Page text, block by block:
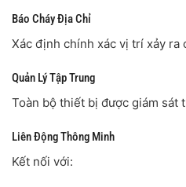
Báo Cháy Địa Chỉ
Xác định chính xác vị trí xảy ra
Quản Lý Tập Trung
Toàn bộ thiết bị được giám sát
Liên Động Thông Minh
Kết nối với: